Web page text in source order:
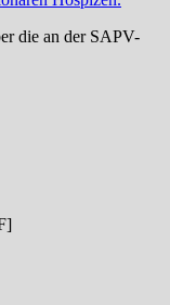
die an der SAPV-